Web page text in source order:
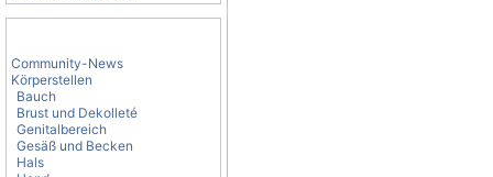
Community-News
Körperstellen
Bauch
Brust und Dekolleté
Genitalbereich
Gesäß und Becken
Hals